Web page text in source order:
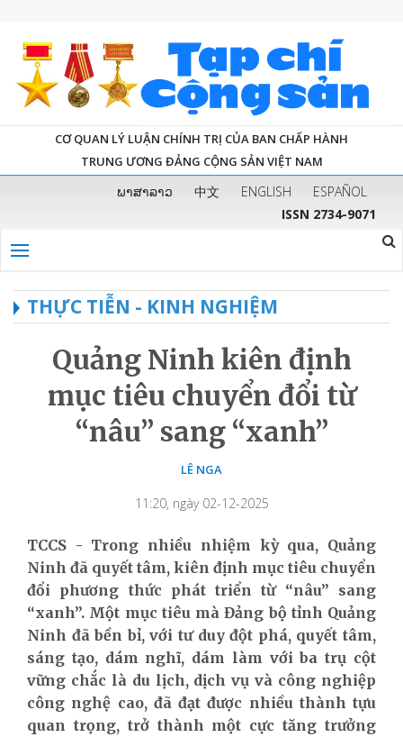
CƠ QUAN LÝ LUẬN CHÍNH TRỊ CỦA BAN CHẤP HÀNH
TRUNG ƯƠNG ĐẢNG CỘNG SẢN VIỆT NAM
ພາສາລາວ 中文 ENGLISH
ESPAÑOL
ISSN 2734-9071
THỰC TIỄN - KINH NGHIỆM
Quảng Ninh kiên định
mục tiêu chuyển đổi từ
“nâu” sang “xanh”
LÊ NGA
11:20, ngày 02-12-2025
TCCS - Trong nhiều nhiệm kỳ qua, Quảng
Ninh đã quyết tâm, kiên định mục tiêu chuyển
đổi phương thức phát triển từ “nâu” sang
“xanh”. Một mục tiêu mà Đảng bộ tỉnh Quảng
Ninh đã bền bỉ, với tư duy đột phá, quyết tâm,
sáng tạo, dám nghĩ, dám làm vớiba trụ cột
vững chắc là du lịch, dịch vụ và công nghiệp
công nghệ cao, đã đạt được nhiều thành tựu
quan trọng, trở thành một cực tăng trưởng